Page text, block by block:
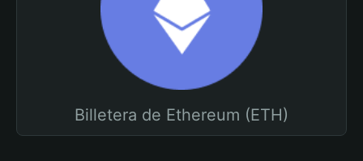
Billetera de Ethereum (ETH)